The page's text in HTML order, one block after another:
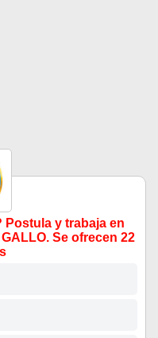
Postula y trabaja en
Se ofrecen 22